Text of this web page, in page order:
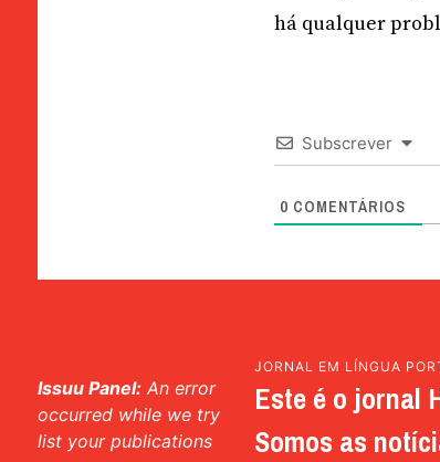
há qualquer
Subscrever
0 COMENTÁRIOS
Issuu Panel: An error
occurred while we try
list your publications
JORNAL EM LÍNGUA
Este é o jornal
Somos as